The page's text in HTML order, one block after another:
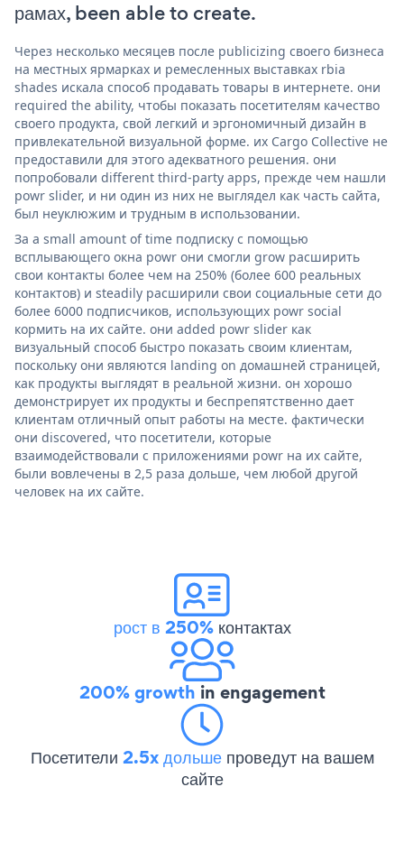
рамах, been able to create.
Через несколько месяцев после publicizing своего бизнеса
на местных ярмарках и ремесленных выставках rbia
shades искала способ продавать товары в интернете. они
required the ability, чтобы показать посетителям качество
своего продукта, свой легкий и эргономичный дизайн в
привлекательной визуальной форме. их Cargo Collective не
предоставили для этого адекватного решения. они
попробовали different third-party apps, прежде чем нашли
powr slider, и ни один из них не выглядел как часть сайта,
был неуклюжим и трудным в использовании.
За a small amount of time подписку с помощью
всплывающего окна powr они смогли grow расширить
свои контакты более чем на 250% (более 600 реальных
контактов) и steadily расширили свои социальные сети до
более 6000 подписчиков, использующих powr social
кормить на их сайте. они added powr slider как
визуальный способ быстро показать своим клиентам,
поскольку они являются landing on домашней страницей,
как продукты выглядят в реальной жизни. он хорошо
демонстрирует их продукты и беспрепятственно дает
клиентам отличный опыт работы на месте. фактически
они discovered, что посетители, которые
взаимодействовали с приложениями powr на их сайте,
были вовлечены в 2,5 раза дольше, чем любой другой
человек на их сайте.
рост в 250%контактах
200% growth in engagement
Посетители 2.5x дольше проведут на вашем
сайте